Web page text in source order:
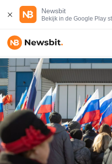
Newsbit
Bekijk in de Google Play